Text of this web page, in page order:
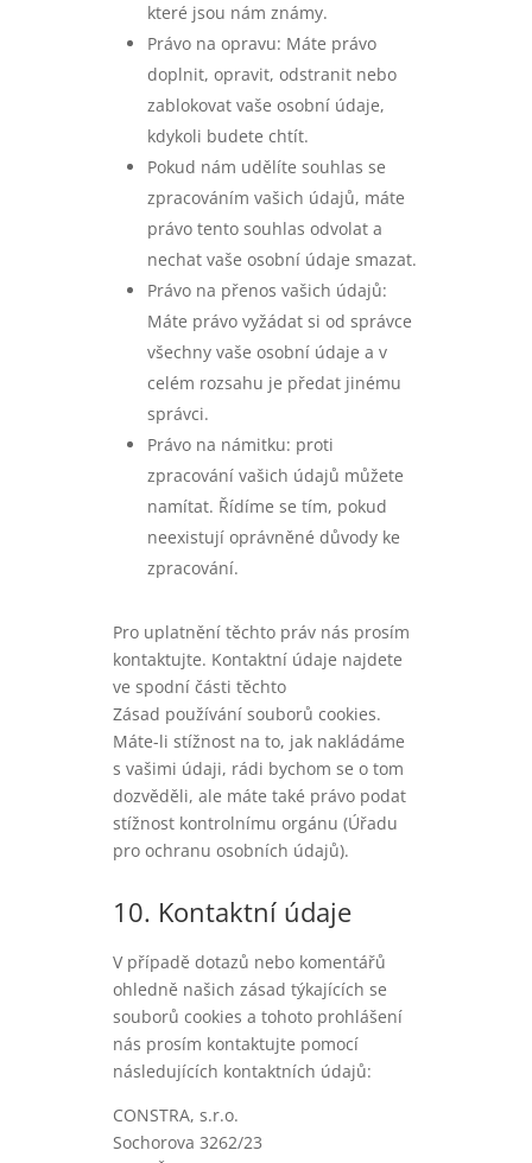
které jsou nám známy.
Právo na opravu: Máte právo
doplnit, opravit, odstranit nebo
zablokovat vaše osobní údaje,
kdykoli budete chtít.
Pokud nám udělíte souhlas se
zpracováním vašich údajů, máte
právo tento souhlas odvolat a
nechat vaše osobní údaje smazat.
Právo na přenos vašich údajů:
Máte právo vyžádat si od správce
všechny vaše osobní údaje a v
celém rozsahu je předat jinému
správci.
Právo na námitku: proti
zpracování vašich údajů můžete
namítat. Řídíme se tím, pokud
neexistují oprávněné důvody ke
zpracování.
Pro uplatnění těchto práv nás prosím
kontaktujte. Kontaktní údaje najdete
ve spodní části těchto
Zásad používání souborů cookies.
Máte-li stížnost na to, jak nakládáme
s vašimi údaji, rádi bychom se o tom
dozvěděli, ale máte také právo podat
stížnost kontrolnímu orgánu (Úřadu
pro ochranu osobních údajů).
10. Kontaktní údaje
V případě dotazů nebo komentářů
ohledně našich zásad týkajících se
souborů cookies a tohoto prohlášení
nás prosím kontaktujte pomocí
následujících kontaktních údajů:
CONSTRA, s.r.o.
Sochorova 3262/23